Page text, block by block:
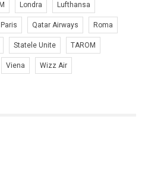
Londra Lufthansa
Paris Qatar Airways Roma
Statele Unite TAROM
Viena Wizz Air